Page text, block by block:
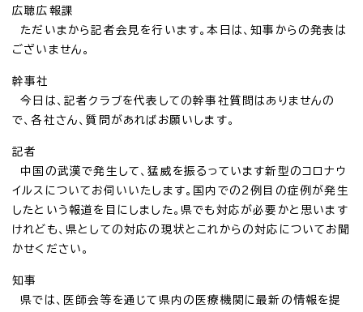
広聴広報課
ただいまから記者会見を行います。本日は、知事からの発表は
ございません。
幹事社
今日は、記者クラブを代表しての幹事社質問はありませんの
で、各社さん、質問があればお願いします。
記者
中国の武漢で発生して、猛威を振るっています新型のコロナウ
イルスについてお伺いいたします。国内での2例目の症例が発生
したという報道を目にしました。県でも対応が必要かと思います
けれども、県としての対応の現状とこれからの対応についてお聞
かせください。
知事
県では、医師会等を通じて県内の医療機関に最新の情報を提